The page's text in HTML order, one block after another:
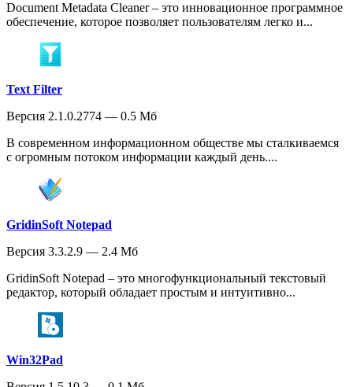
Document Metadata Cleaner – это инновационное программное
обеспечение, которое позволяет пользователям легко и...
Text Filter
Версия 2.1.0.2774 — 0.5 Мб
В современном информационном обществе мы сталкиваемся
с огромным потоком информации каждый день....
GridinSoft Notepad
Версия 3.3.2.9 — 2.4 Мб
GridinSoft Notepad – это многофункциональный текстовый
редактор, который обладает простым и интуитивно...
Win32Pad